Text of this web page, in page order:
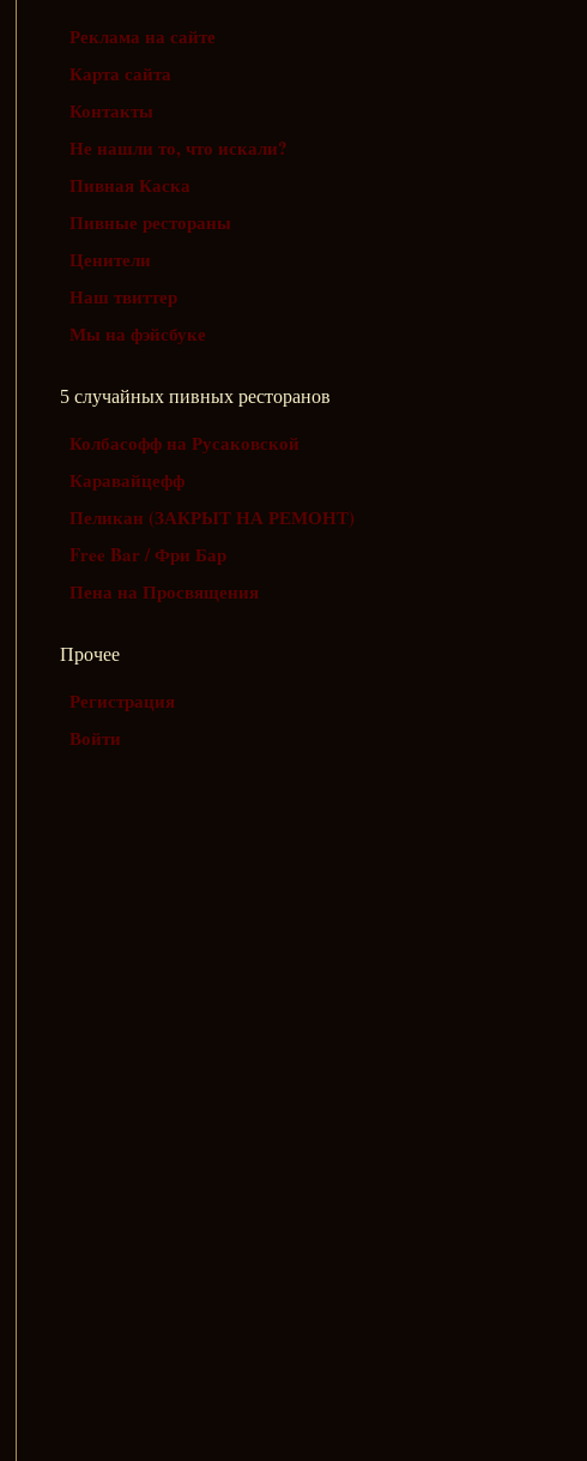
Реклама на сайте
Карта сайта
Контакты
Не нашли то, что искали?
Пивная Каска
Пивные рестораны
Ценители
Наш твиттер
Мы на фэйсбуке
5 случайных пивных ресторанов
Колбасофф на Русаковской
Каравайцефф
Пеликан (ЗАКРЫТ НА РЕМОНТ)
Free Bar / Фри Бар
Пена на Просвящения
Прочее
Регистрация
Войти